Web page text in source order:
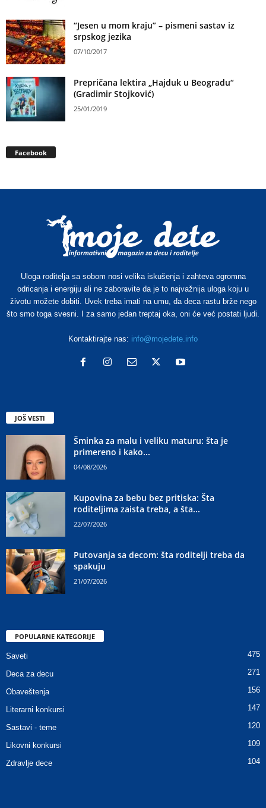
“Jesen u mom kraju” – pismeni sastav iz
srpskog jezika
07/10/2017
Prepričana lektira „Hajduk u Beogradu“
(Gradimir Stojković)
25/01/2019
Facebook
Uloga roditelja sa sobom nosi velika iskušenja i zahteva ogromna
odricanja i energiju ali ne zaboravite da je to najvažnija uloga koju u
životu možete dobiti. Uvek treba imati na umu, da deca rastu brže nego
što smo toga svesni. I za samo jedan treptaj oka, oni će već postati ljudi.
Kontaktirajte nas: info@mojedete.info
JOŠ VESTI
Šminka za malu i veliku maturu: šta je
primereno i kako...
04/08/2026
Kupovina za bebu bez pritiska: Šta
roditeljima zaista treba, a šta...
22/07/2026
Putovanja sa decom: šta roditelji treba da
spakuju
21/07/2026
POPULARNE KATEGORIJE
Saveti 475
Deca za decu 271
Obaveštenja 156
Literarni konkursi 147
Sastavi - teme 120
Likovni konkursi 109
Zdravlje dece 104